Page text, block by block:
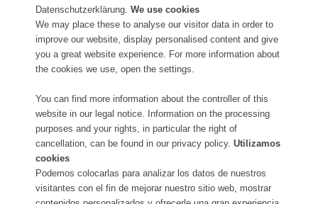
Datenschutzerklärung. We use cookies
We may place these to analyse our visitor data in order to
improve our website, display personalised content and give
you a great website experience. For more information about
the cookies we use, open the settings.
You can find more information about the controller of this
website in our legal notice. Information on the processing
purposes and your rights, in particular the right of
cancellation, can be found in our privacy policy. Utilizamos
cookies
Podemos colocarlas para analizar los datos de nuestros
visitantes con el fin de mejorar nuestro sitio web, mostrar